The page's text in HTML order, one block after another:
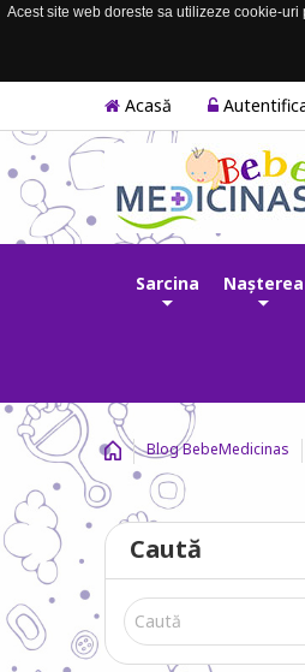
Acest site web doreste sa utilizeze cookie-
Acasă
Sarcina Nașterea
Blog BebeMedicinas
Caută